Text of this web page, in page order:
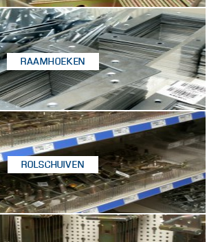
RAAMHOEKEN
ROLSCHUIVEN